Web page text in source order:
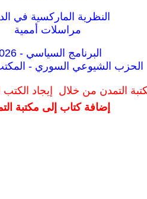
النظرية الماركسية في
مراسلات أممية
البرنامج السياسي - 2026
الحزب الشيوعي السوري -
التمدن من خلال إيجاد الكتب
إضافة كتاب إلى مكتبة